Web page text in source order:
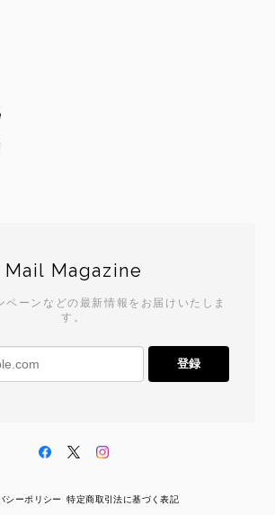
Mail Magazine
ペーンなどの最新情報をお届けいたしま
す。
登録
シーポリシー 特定商取引法に基づく表記